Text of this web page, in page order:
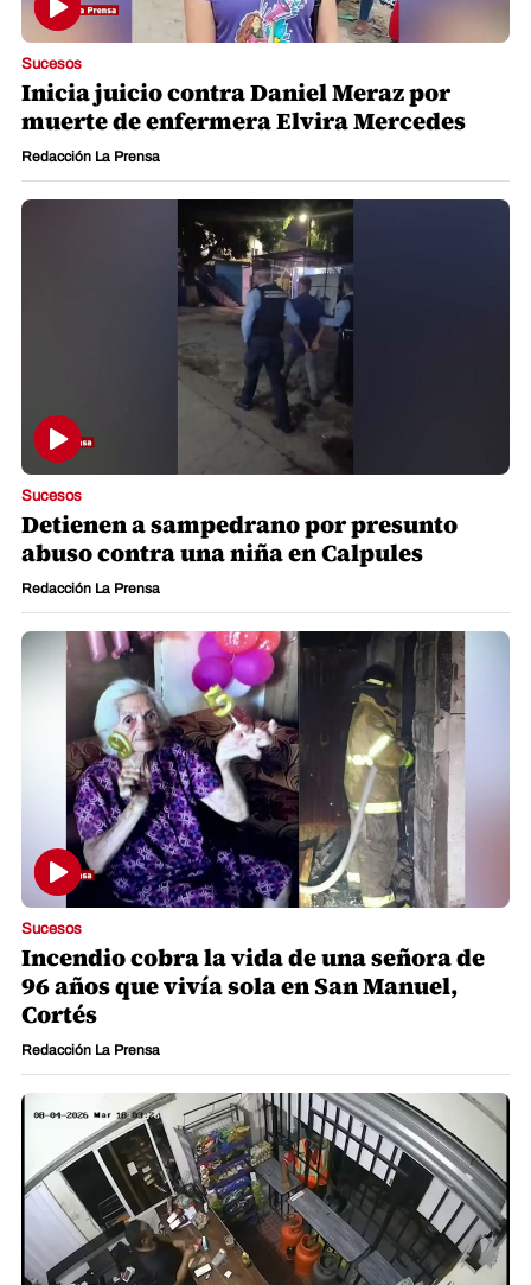
Sucesos
Inicia juicio contra Daniel Meraz por
muerte de enfermera Elvira Mercedes
Redacción La Prensa
Sucesos
Detienen a sampedrano por presunto
abuso contra una niña en Calpules
Redacción La Prensa
Sucesos
Incendio cobra la vida de una señora de
96 años que vivía sola en San Manuel,
Cortés
Redacción La Prensa